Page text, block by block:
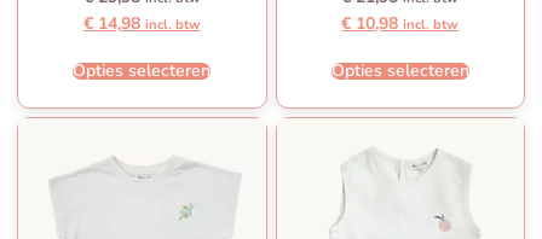
€14,98 incl. btw
Opties selecteren
€ 10,98 incl. btw
Opties selecteren